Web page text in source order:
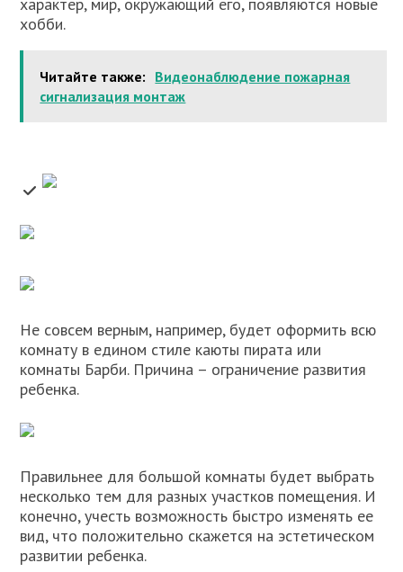
хобби.
Читайте также: Видеонаблюдение пожарная
сигнализация монтаж
Не совсем верным, например, будет оформить всю
комнату в едином стиле каюты пирата или
комнаты Барби. Причина – ограничение развития
ребенка.
Правильнее для большой комнаты будет выбрать
несколько тем для разных участков помещения. И
конечно, учесть возможность быстро изменять ее
вид, что положительно скажется на эстетическом
развитии ребенка.